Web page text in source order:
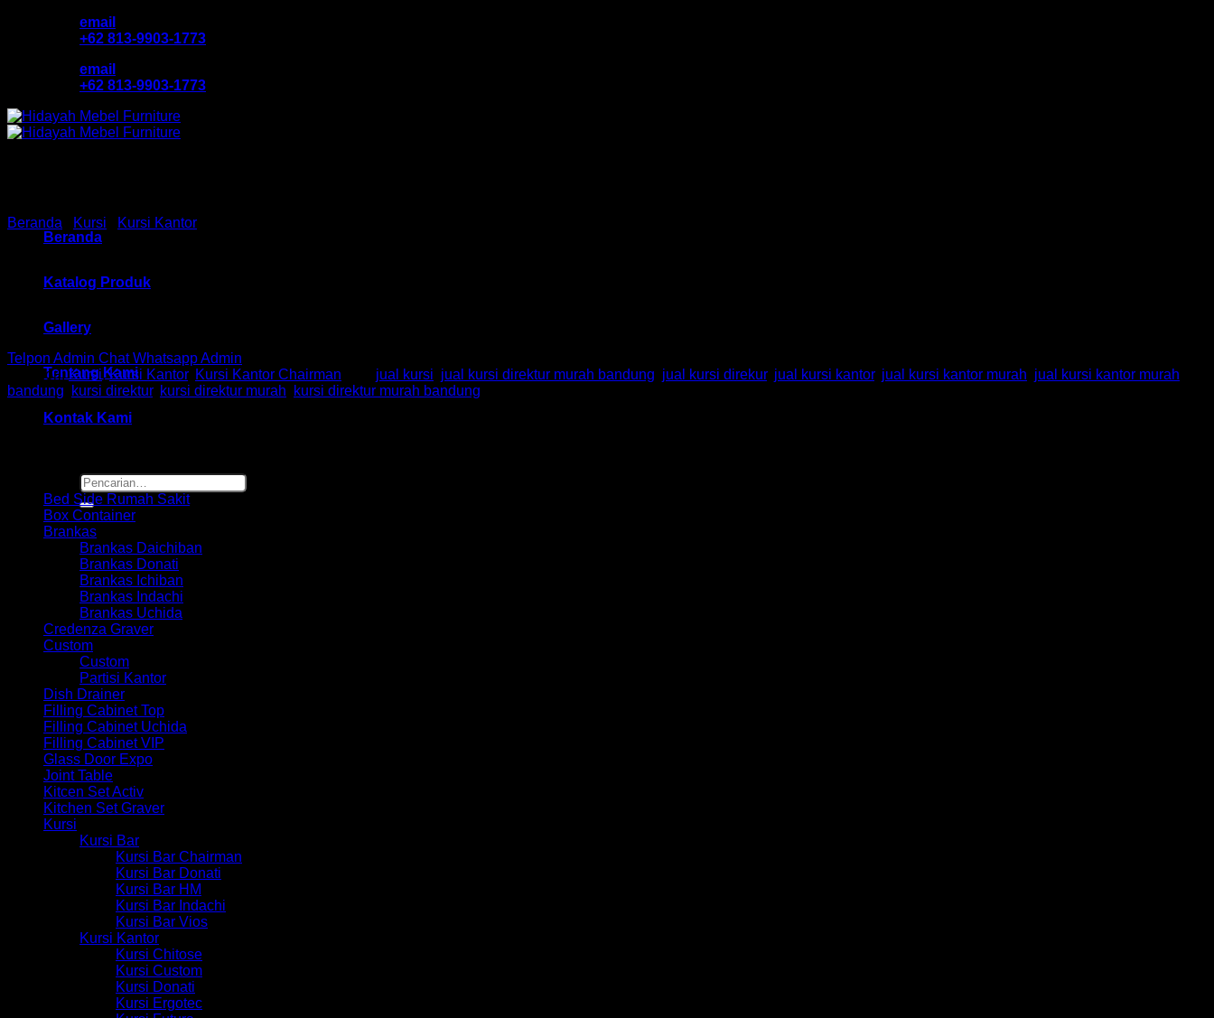
email
+62 813-9903-1773
email
+62 813-9903-1773
Beranda
Katalog Produk
Gallery
Tentang Kami
Kontak Kami
Pencarian
untuk:
Beranda Kursi Kursi Kantor
Telpon Admin Chat Whatsapp Admin
Kategori:Kursi,Kursi Kantor, Kursi Kantor Chairman jual kursi jual kursi direktur murah bandung jual kursi direkur, jual kursi kantor, jual kursi kantor murah jual kursi kantor murah
bandung
kursi direktur, kursi direktur murah kursi direktur murah bandung
Bed Side Rumah Sakit
Box Container
Brankas
Brankas Daichiban
Brankas Donati
Brankas Ichiban
Brankas Indachi
Brankas Uchida
Credenza Graver
Custom
Custom
Partisi Kantor
Dish Drainer
Filling Cabinet Top
Filling Cabinet Uchida
Filling Cabinet VIP
Glass Door Expo
Joint Table
Kitcen Set Activ
Kitchen Set Graver
Kursi
Kursi Bar
Kursi Bar Chairman
Kursi Bar Donati
Kursi Bar HM
Kursi Bar Indachi
Kursi Bar Vios
Kursi Kantor
Kursi Chitose
Kursi Custom
Kursi Donati
Kursi Ergotec